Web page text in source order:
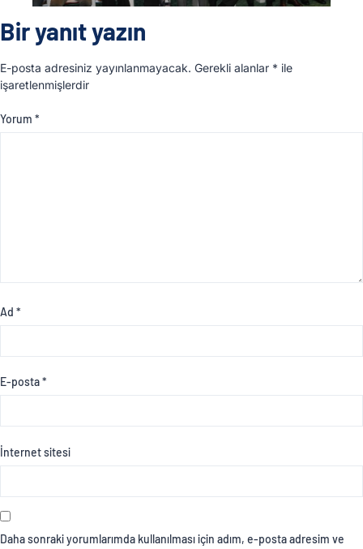
Bir yanıt yazın
E-posta adresiniz yayınlanmayacak. Gerekli alanlar * ile
işaretlenmişlerdir
Yorum *
Ad *
E-posta*
İnternet sitesi
Daha sonraki yorumlarımda kullanılması için adım, e-posta adresim ve